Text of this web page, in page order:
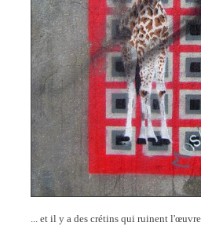
... et il y a des crétins qui ruinent l'œuvre